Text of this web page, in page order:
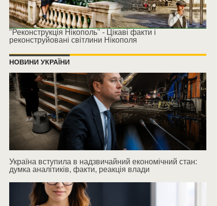
"Реконструкція Нікополь" - Цікаві факти і
реконструйовані світлини Нікополя
НОВИНИ УКРАЇНИ
Україна вступила в надзвичайний економічний стан:
думка аналітиків, факти, реакція влади